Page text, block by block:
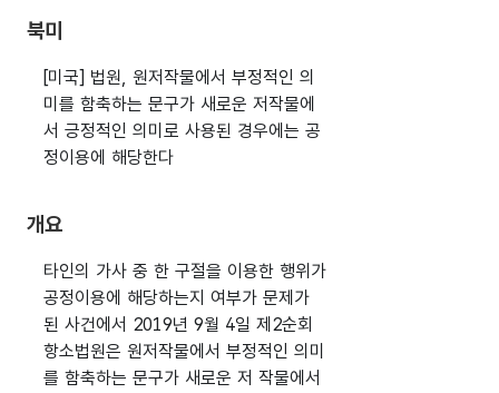
북미
[미국] 법원, 원저작물에서 부정적인 의
미를 함축하는 문구가 새로운 저작물에
서 긍정적인 의미로 사용된 경우에는 공
정이용에 해당한다
개요
타인의 가사 중 한 구절을 이용한 행위가
공정이용에 해당하는지 여부가 문제가
된 사건에서 2019년 9월 4일 제2순회
항소법원은 원저작물에서 부정적인 의미
를 함축하는 문구가 새로운 저 작물에서